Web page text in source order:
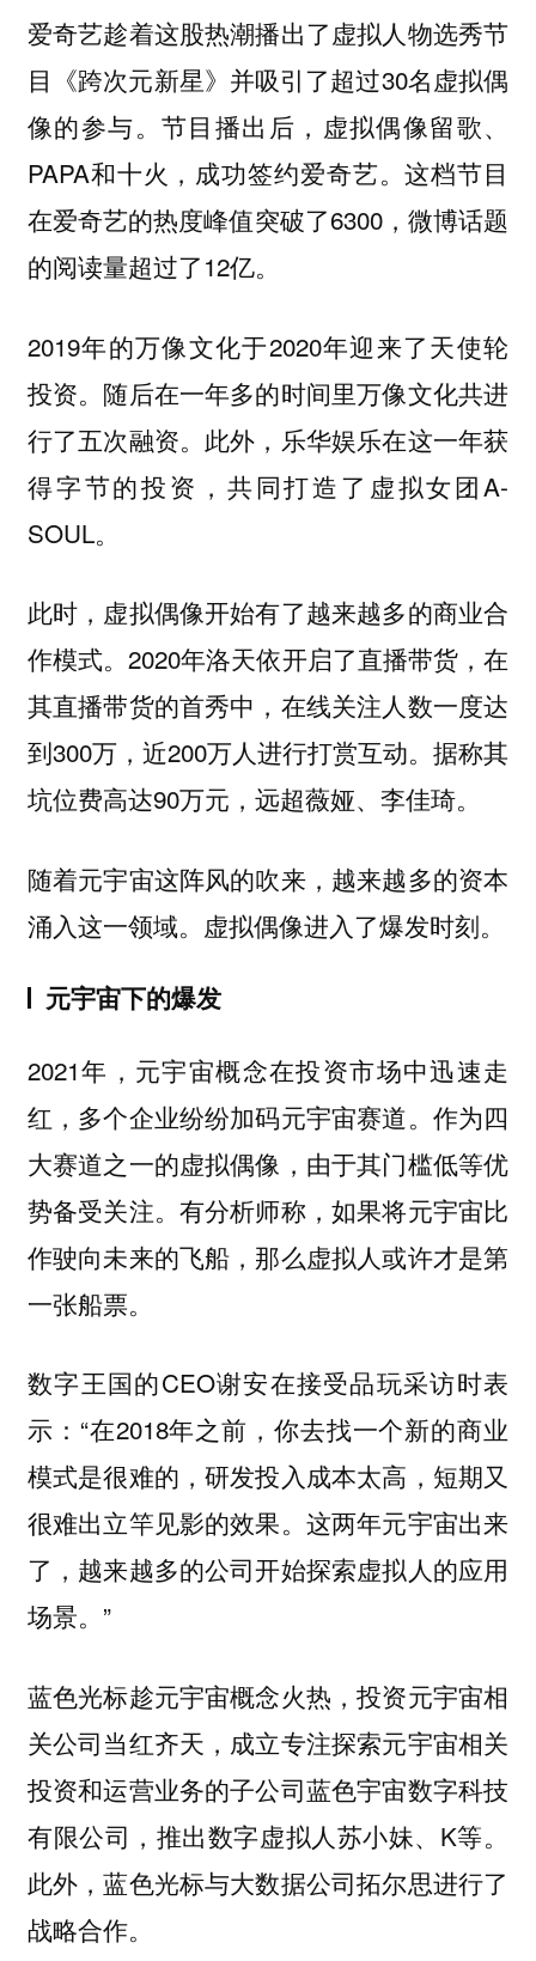
爱奇艺趁着这股热潮播出了虚拟人物选秀节
目《跨次元新星》并吸引了超过30名虚拟偶
像的参与。节目播出后，虚拟偶像留歌、
PAPA和十火，成功签约爱奇艺。这档节目
在爱奇艺的热度峰值突破了6300，微博话题
的阅读量超过了12亿。
2019年的万像文化于2020年迎来了天使轮
投资。随后在一年多的时间里万像文化共进
行了五次融资。此外，乐华娱乐在这一年获
得字节的投资，共同打造了虚拟女团A-
SOUL。
此时，虚拟偶像开始有了越来越多的商业合
作模式。2020年洛天依开启了直播带货，在
其直播带货的首秀中，在线关注人数一度达
到300万，近200万人进行打赏互动。据称其
坑位费高达90万元，远超薇娅、李佳琦。
随着元宇宙这阵风的吹来，越来越多的资本
涌入这一领域。虚拟偶像进入了爆发时刻。
元宇宙下的爆发
2021年，元宇宙概念在投资市场中迅速走
红，多个企业纷纷加码元宇宙赛道。作为四
大赛道之一的虚拟偶像，由于其门槛低等优
势备受关注。有分析师称，如果将元宇宙比
作驶向未来的飞船，那么虚拟人或许才是第
一张船票。
数字王国的CEO谢安在接受品玩采访时表
示：“在2018年之前，你去找一个新的商业
模式是很难的，研发投入成本太高，短期又
很难出立竿见影的效果。这两年元宇宙出来
了，越来越多的公司开始探索虚拟人的应用
场景。”
蓝色光标趁元宇宙概念火热，投资元宇宙相
关公司当红齐天，成立专注探索元宇宙相关
投资和运营业务的子公司蓝色宇宙数字科技
有限公司，推出数字虚拟人苏小妹、K等。
此外，蓝色光标与大数据公司拓尔思进行了
战略合作。